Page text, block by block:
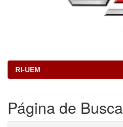
RI-UEM
Página de Busca